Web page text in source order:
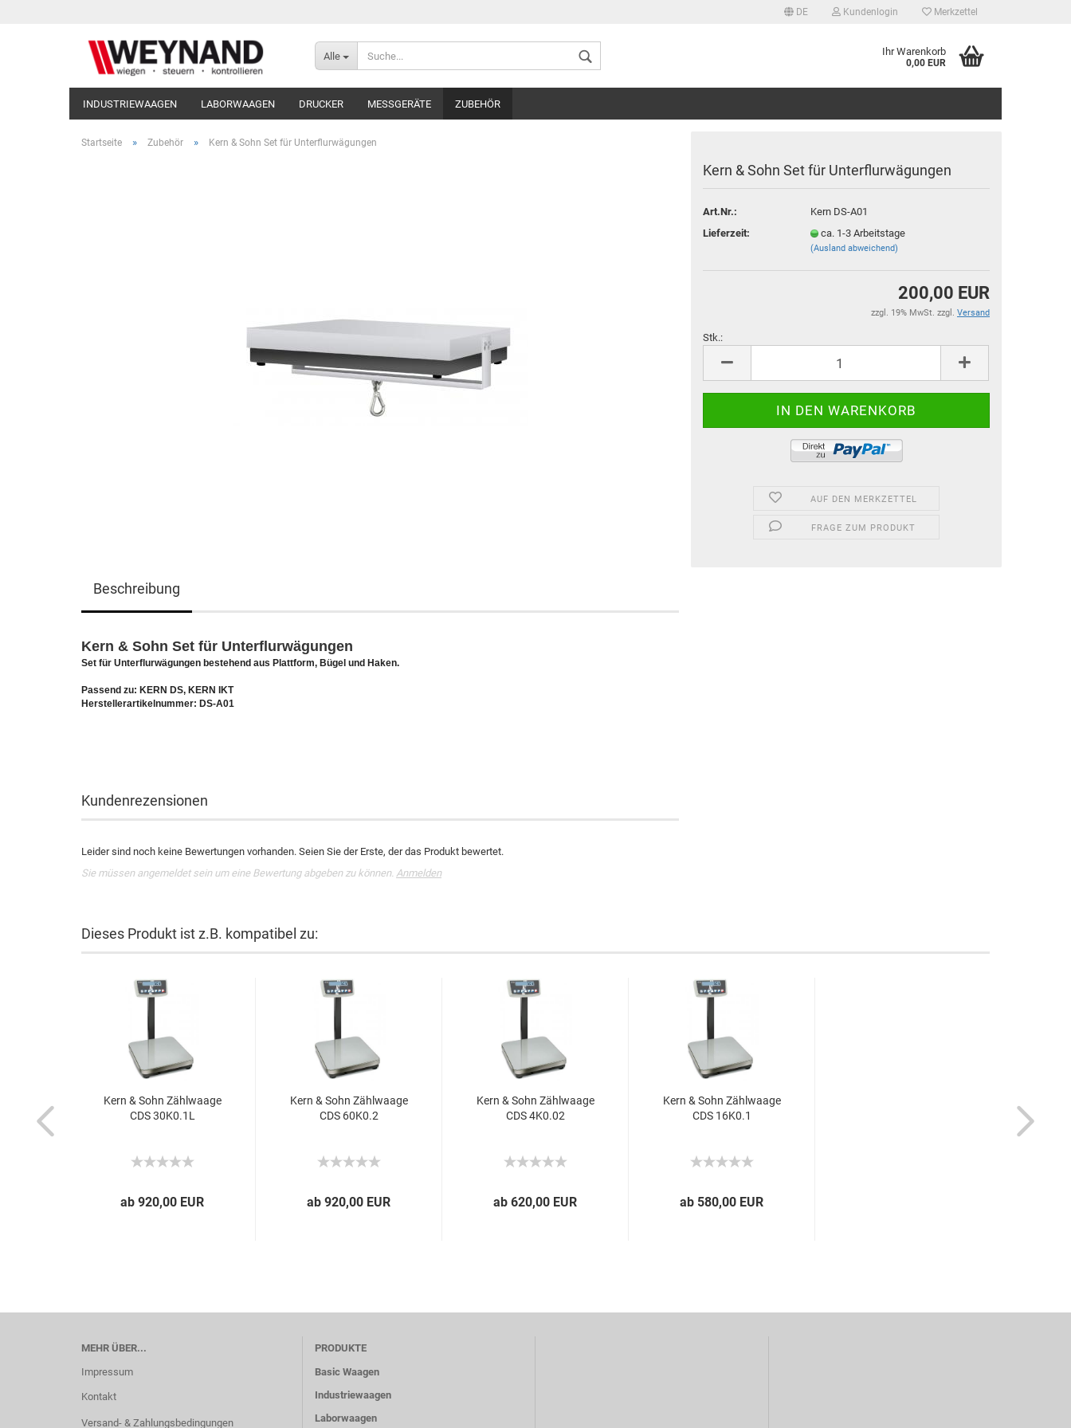
DE Kundenlogin
Konto erstellen
Merkzettel
Alle Ihr Warenkorb
0,00 EUR
INDUSTRIEWAAGEN LABORWAAGEN DRUCKER MESSGERÄTE ZUBEHÖR
Startseite » Zubehör » Kern & Sohn Set für Unterflurwägungen
Kern & Sohn Set für Unterflurwägungen
Art.Nr.:
Kern DS-A01
Lieferzeit:
ca. 1-3 Arbeitstage
(Ausland abweichend)
200,00 EUR
zzgl. 19% MwSt. zzgl. Versand
Stk.:
AUF DEN MERKZETTEL
FRAGE ZUM PRODUKT
Beschreibung
Kern & Sohn Set für Unterflurwägungen
Set für Unterflurwägungen bestehend aus Plattform, Bügel und Haken.
Passend zu: KERN DS, KERN IKT
Herstellerartikelnummer: DS-A01
Kundenrezensionen
Leider sind noch keine Bewertungen vorhanden. Seien Sie der Erste, der das Produkt bewertet.
Sie müssen angemeldet sein um eine Bewertung abgeben zu können. Anmelden
Dieses Produkt ist z.B. kompatibel zu:
Kern & Sohn Zählwaage
CDS 30K0.1L
ab 920,00 EUR
Kern & Sohn Zählwaage
CDS 60K0.2
ab 920,00 EUR
Kern & Sohn Zählwaage
CDS 4K0.02
ab 620,00 EUR
Kern & Sohn Zählwaage
CDS 16K0.1
ab 580,00 EUR
MEHR ÜBER...
Impressum
Kontakt
Versand- & Zahlungsbedingungen
PRODUKTE
Basic Waagen
Industriewaagen
Laborwaagen